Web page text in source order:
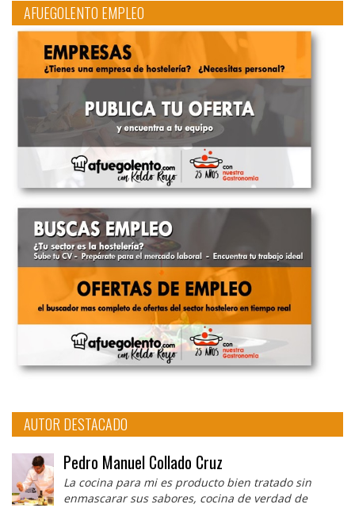
AFUEGOLENTO EMPLEO
AUTOR DESTACADO
Pedro Manuel Collado Cruz
La cocina para mi es producto bien tratado sin
enmascarar sus sabores, cocina de verdad de